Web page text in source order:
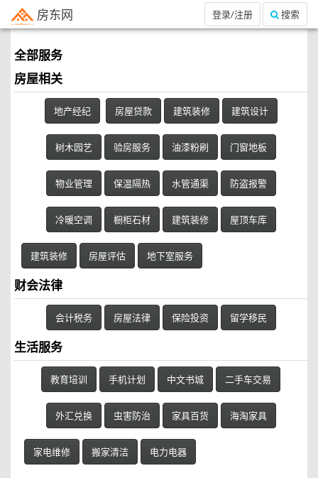
房东网 搜索
登录/注册
全部服务
房屋相关
地产经纪 房屋贷款 建筑装修 建筑设计
树木园艺 验房服务 油漆粉刷 门窗地板
物业管理 保温隔热 水管通渠 防盗报警
冷暖空调 橱柜石材 建筑装修 屋顶车库
建筑装修 房屋评估 地下室服务
财会法律
会计税务 房屋法律 保险投资 留学移民
生活服务
教育培训 手机计划 中文书城 二手车交易
外汇兑换 虫害防治 家具百货 海淘家具
家电维修 搬家清洁 电力电器